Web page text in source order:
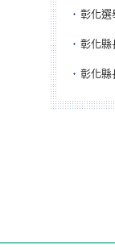
彰化選舉
彰化縣長選
彰化縣長選